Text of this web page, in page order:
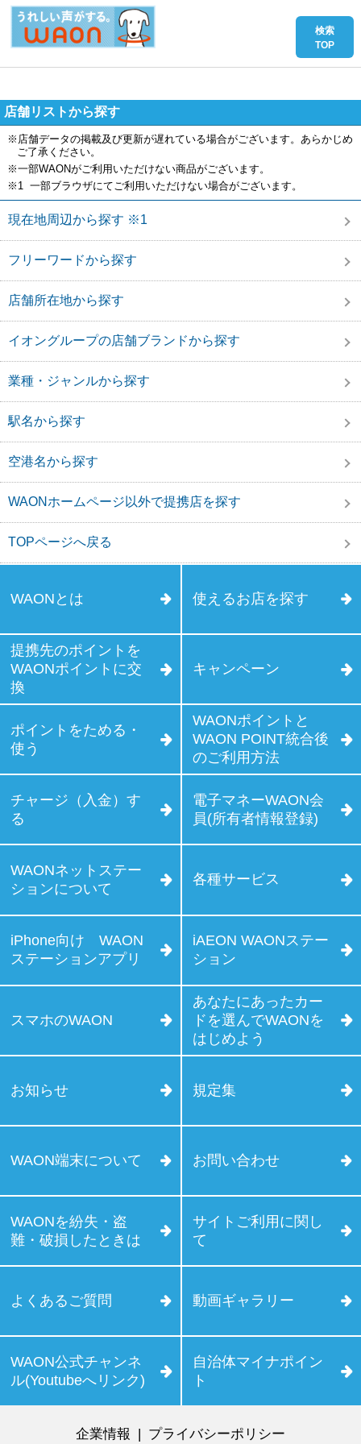
店舗リストから探す
※店舗データの掲載及び更新が遅れている場合がございます。あらかじめ
ご了承ください。
※一部WAONがご利用いただけない商品がございます。
※1 一部ブラウザにてご利用いただけない場合がございます。
現在地周辺から探す ※1
フリーワードから探す
店舗所在地から探す
イオングループの店舗ブランドから探す
業種・ジャンルから探す
駅名から探す
空港名から探す
WAONホームページ以外で提携店を探す
TOPページへ戻る